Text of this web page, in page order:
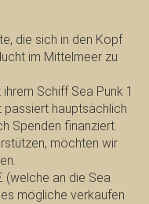
die sich in den Kopf
im Mittelmeer zu
Schiff Sea Punk 1
passiert hauptsächlich
Spenden finanziert.
möchten wir
(welche an die Sea
mögliche verkaufen